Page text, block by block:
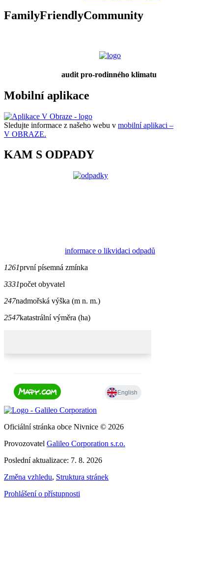
FamilyFriendlyCommunity
audit pro-rodinného klimatu
Mobilní aplikace
Sledujte informace z našeho webu v mobilní aplikaci –
V OBRAZE.
KAM S ODPADY
informace o likvidaci odpadů
1261první písemná zmínka
3331počet obyvatel
247nadmořská výška (m n. m.)
2547katastrální výměra (ha)
Oficiální stránka obce Nivnice © 2026
Provozovatel Galileo Corporation s.r.o.
Poslední aktualizace: 7. 8. 2026
Změna vzhledu, Struktura stránek
Prohlášení o přístupnosti